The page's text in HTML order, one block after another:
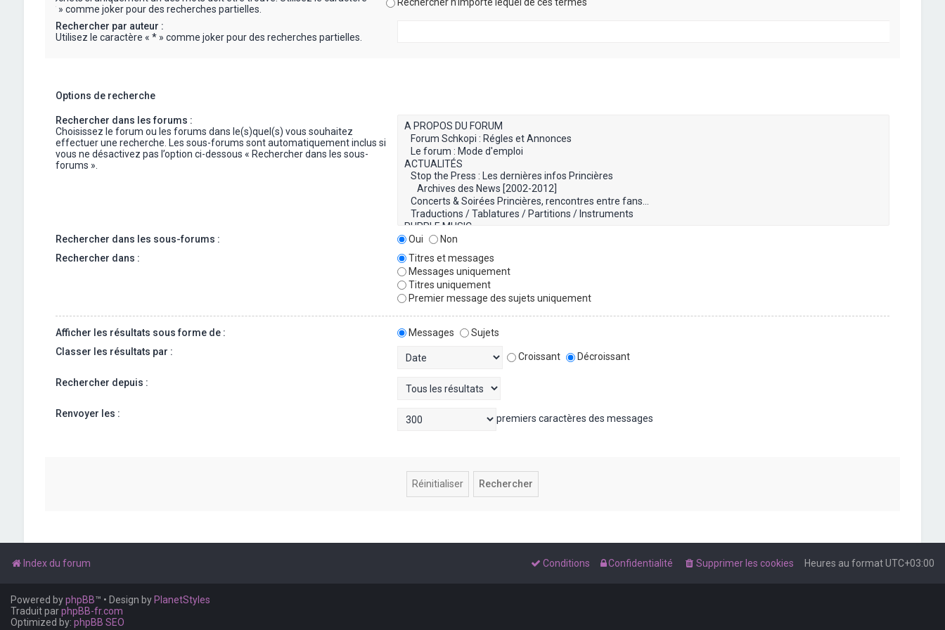
« * » comme joker pour des recherches partielles.
Rechercher par auteur :
Utilisez le caractère « * » comme joker pour des recherches partielles.
Options de recherche
Rechercher dans les forums :
Choisissez le forum ou les forums dans le(s)quel(s) vous souhaitez
effectuer une recherche. Les sous-forums sont automatiquement inclus si
vous ne désactivez pas l’option ci-dessous « Rechercher dans les sous-
forums ».
Rechercher dans les sous-forums : Oui
Non
Rechercher dans :
Titres et messages
Messages uniquement
Titres uniquement
Premier message des sujets uniquement
Afficher les résultats sous forme de : Messages
Sujets
Classer les résultats par :
Croissant Décroissant
Rechercher depuis :
Renvoyer les : premiers caractères des messages
Index du forum Heures au formatUTC+03:00
Supprimer les cookies
Confidentialité
Conditions
Powered byphpBB™ • Design byPlanetStyles
Traduit parphpBB-fr.com
Optimized by: phpBB SEO